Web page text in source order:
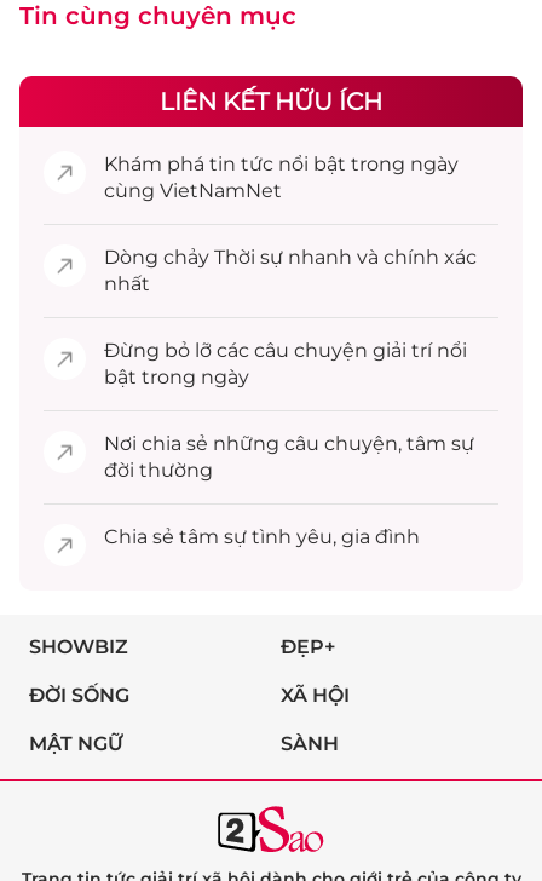
Tin cùng chuyên mục
LIÊN KẾT HỮU ÍCH
Khám phá tin tức nổi bật trong ngày
cùng VietNamNet
Dòng chảy Thời sự nhanh và chính xác
nhất
Đừng bỏ lỡ các câu chuyện giải trínổi
bật trong ngày
Nơi chia sẻ những câu chuyện, tâm sự
đời thường
Chia sẻ tâm sự tình yêu, gia đình
SHOWBIZ ĐẸP+
ĐỜI SỐNG XÃ HỘI
MẬT NGỮ SÀNH